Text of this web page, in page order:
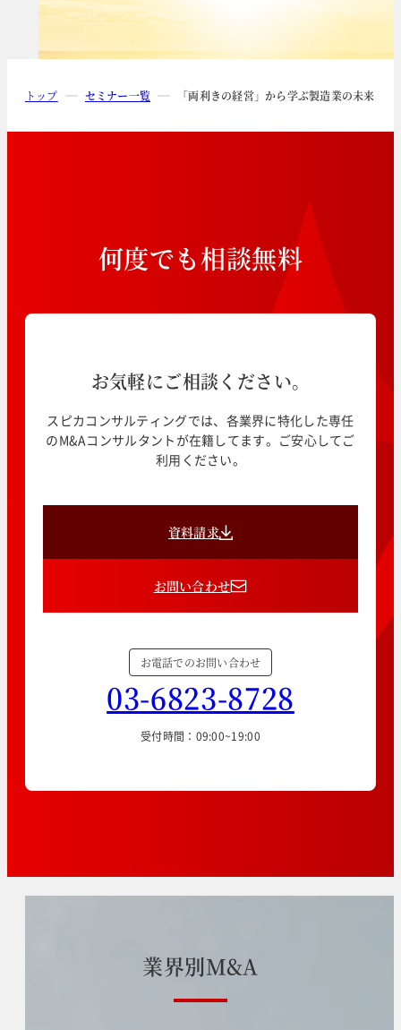
トップ セミナー一覧 「両利きの経営」から学ぶ製造業の未来戦略
何度でも相談無料
お気軽にご相談ください。
スピカコンサルティングでは、各業界に特化した専任
のM&Aコンサルタントが在籍してます。ご安心してご
利用ください。
資料請求
お問い合わせ
お電話でのお問い合わせ
03-6823-8728
受付時間：09:00~19:00
業界別M&A